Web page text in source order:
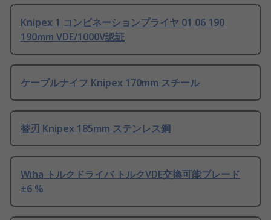
Knipex 1 コンビネーションプライヤ 01 06 190
190mm VDE/1000V認証
ケーブルナイフ Knipex 170mm スチール
替刃 Knipex 185mm ステンレス鋼
Wiha トルクドライバ トルクVDE交換可能ブレード
±6 %